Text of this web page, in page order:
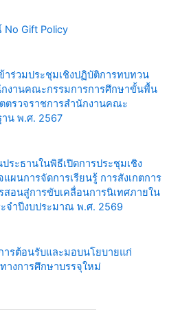
Gift Policy
าร่วมประชุมเชิงปฏิบัติการทบทวน
กงานคณะกรรมการการศึกษาขั้นพื้น
ตรวจราชการสำนักงานคณะ
น พ.ศ. 2567
ระธานในพิธีเปิดการประชุมเชิง
ผนการจัดการเรียนรู้ การสังเกตการ
อนสู่การขับเคลื่อนการนิเทศภายใน
จำปีงบประมาณ พ.ศ. 2569
รต้อนรับและมอบนโยบายแก่
างการศึกษาบรรจุใหม่